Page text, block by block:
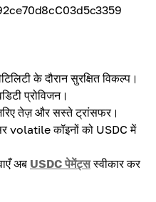
के दौरान सुरक्षित विकल्प।
प्रोविजन।
तेज़ और सस्ते ट्रांसफर।
volatile कॉइनों को USDC में
अब USDC पेमेंट्सस्वीकार कर